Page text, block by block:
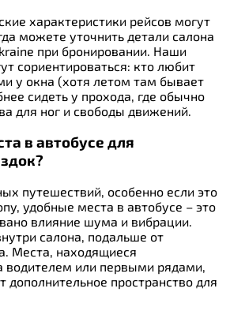
характеристики рейсов могут
можете уточнить детали салона
при бронировании. Наши
сориентироваться: кто любит
у окна (хотя летом там бывает
сидеть у прохода, где обычно
для ног и свободы движений.
в автобусе для
путешествий, особенно если это
удобные места в автобусе – это
влияние шума и вибрации.
салона, подальше от
Места, находящиеся
водителем или первыми рядами,
дополнительное пространство для